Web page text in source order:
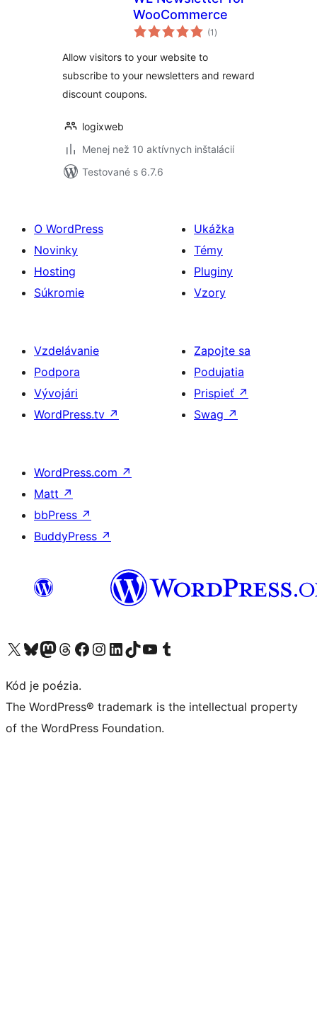
WooCommerce
(1 celkové
hodnotenie
)
Allow visitors to your website to
subscribe to your newsletters and reward
discount coupons.
logixweb
Menej než 10 aktívnych inštalácií
Testované s 6.7.6
O WordPress
Novinky
Hosting
Súkromie
Ukážka
Témy
Pluginy
Vzory
Vzdelávanie
Podpora
Vývojári
WordPress.tv ↗
Zapojte sa
Podujatia
Prispieť ↗
Swag ↗
WordPress.com ↗
Matt ↗
bbPress ↗
BuddyPress ↗
Navštívte náš účet na X (predtým Twitter)
Navštívte náš účet na platforme Bluesky
Navštívte náš účet na Mastodone
Navštívte náš účet na platforme Threads
Navštívte našu stránku na Facebooku
Navštívte náš účet Instagram
Navštívte náš účet LinkedIn
Navštívte náš účet na platforme TikTok
Navštívte náš kanál YouTube
Navštívte náš účet na platforme Tumblr
Kód je poézia.
The WordPress® trademark is the intellectual property
of the WordPress Foundation.